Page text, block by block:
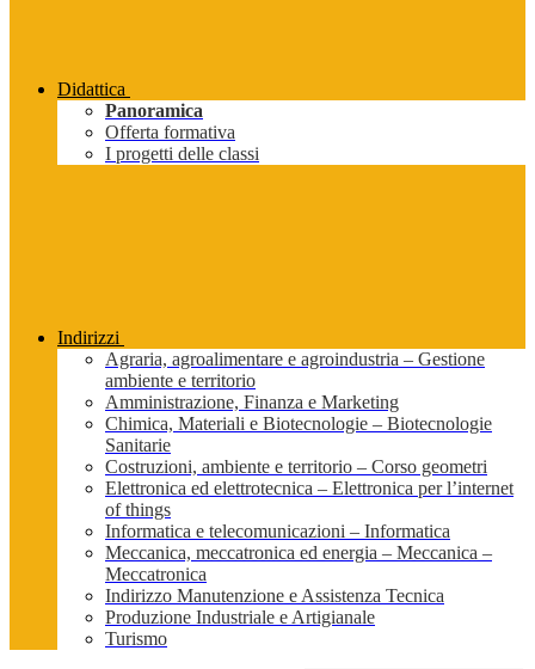
Didattica
Panoramica
Offerta formativa
I progetti delle classi
Indirizzi
Agraria, agroalimentare e agroindustria – Gestione
ambiente e territorio
Amministrazione, Finanza e Marketing
Chimica, Materiali e Biotecnologie – Biotecnologie
Sanitarie
Costruzioni, ambiente e territorio – Corso geometri
Elettronica ed elettrotecnica – Elettronica per l’internet
of things
Informatica e telecomunicazioni – Informatica
Meccanica, meccatronica ed energia – Meccanica –
Meccatronica
Indirizzo Manutenzione e Assistenza Tecnica
Produzione Industriale e Artigianale
Turismo